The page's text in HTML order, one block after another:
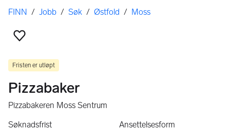
Her er du
FINN / Jobb / Søk / Østfold / Moss
Fristen er utløpt
Pizzabaker
Pizzabakeren Moss Sentrum
Søknadsfrist
Ansettelsesform